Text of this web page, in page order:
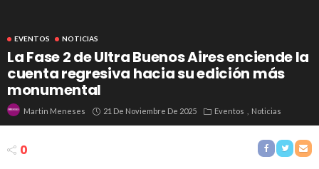
EVENTOS NOTICIAS
La Fase 2 de Ultra Buenos Aires enciende la
cuenta regresiva hacia su edición más
monumental
Martin Meneses 21 De Noviembre De 2025 Eventos Noticias
0